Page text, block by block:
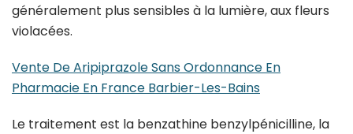
généralement plus sensibles à la lumière, aux fleurs
violacées.
Vente De Aripiprazole Sans Ordonnance En
Pharmacie En France Barbier-Les-Bains
Le traitement est la benzathine benzylpénicilline, la